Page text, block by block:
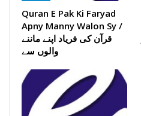
Quran E Pak Ki Faryad
Apny Manny Walon Sy /
قرآن کی فریاد اپنے ماننے
والوں سے